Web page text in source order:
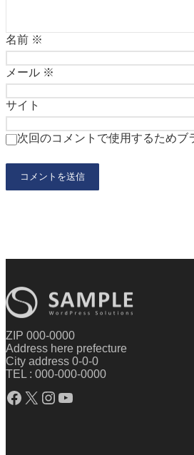
名前 ※
メール ※
サイト
次回のコメントで使用するためブ
ZIP 000-0000
Address here prefecture
City address 0-0-0
TEL : 000-000-0000
Facebook X Instagram YouTube